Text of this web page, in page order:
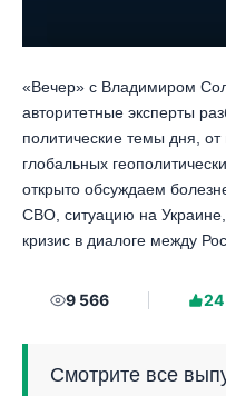
«Вечер» с Владимиром
авторитетные эксперты
политические темы дня,
глобальных
открыто обсуждаем
СВО, ситуацию на
кризис в диалоге между
9 566 24
Смотрите все